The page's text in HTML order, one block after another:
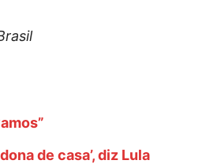
de casa’, diz Lula